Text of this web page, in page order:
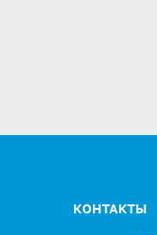
КОНТАКТЫ